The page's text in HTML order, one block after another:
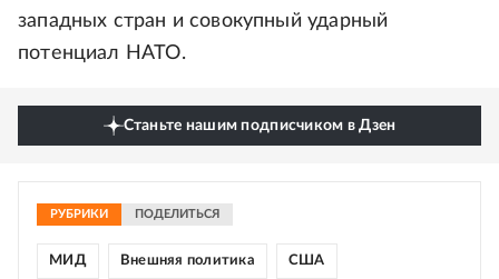
западных стран и совокупный ударный
потенциал НАТО.
Станьте нашим подписчиком в Дзен
РУБРИКИ ПОДЕЛИТЬСЯ
МИД Внешняя политика США